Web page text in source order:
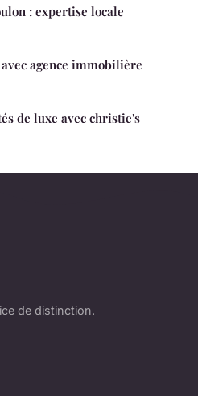
: expertise locale
agence immobilière
de luxe avec christie's
de distinction.